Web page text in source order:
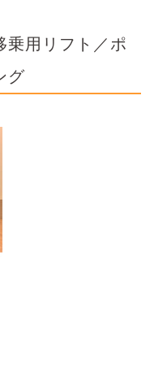
乗用リフト／ポ
グ